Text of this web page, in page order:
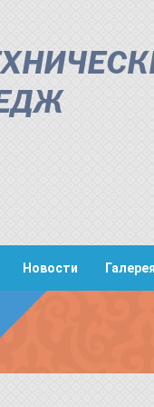
Новости Галерея